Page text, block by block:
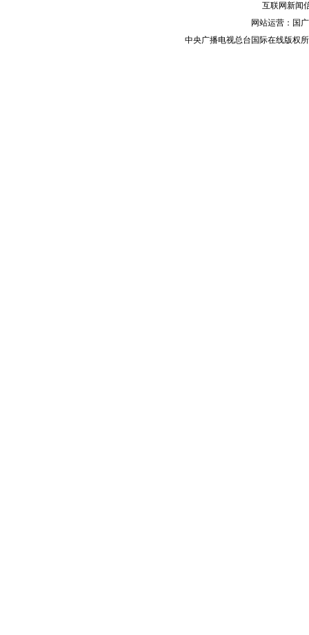
互联网新闻
网站运营：国
中央广播电视总台国际在线版权